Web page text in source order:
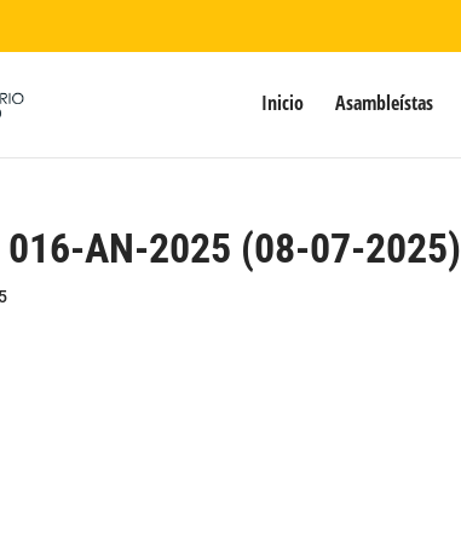
Inicio Asambleístas
AN-2025 (08-07-2025)